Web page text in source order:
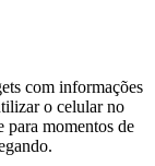
com informações
o celular no
para momentos de